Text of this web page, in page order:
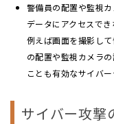
警備員の配置や監視
データにアクセスで
例えば画面を撮影し
の配置や監視カメラ
ことも有効なサイバー
サイバー攻撃